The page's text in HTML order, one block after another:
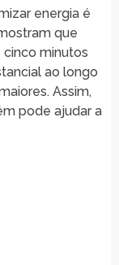
energia é
que
minutos
ao longo
Assim,
pode ajudar a